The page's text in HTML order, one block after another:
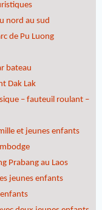
nord au sud
de Pu Luong
bateau
Dak Lak
– fauteuil roulant –
et jeunes enfants
Prabang au Laos
jeunes enfants